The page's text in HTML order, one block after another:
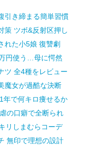
引き締まる簡単習慣
策 ツボ&反射区押し
れた小5娘 復讐劇
円使う…母に愕然
ツ 全4種をレビュー
魔女が過酷な決断
年で何キロ痩せるか
の口癖で全断られ
リしまむらコーデ
無印で理想の設計